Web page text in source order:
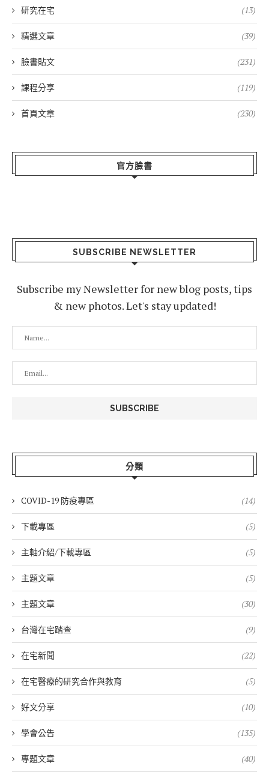
研究在宅 (13)
精選文章 (39)
臉書貼文 (231)
課程分享 (119)
首頁文章 (230)
官方臉書
SUBSCRIBE NEWSLETTER
Subscribe my Newsletter for new blog posts, tips
& new photos. Let's stay updated!
分類
COVID-19 防疫專區 (14)
下載專區 (5)
主軸介紹/下載專區 (5)
主題文章 (5)
主題文章 (30)
台灣在宅踏查 (9)
在宅新聞 (22)
在宅醫療的研究合作與教育 (5)
好文分享 (10)
學會公告 (135)
專題文章 (40)